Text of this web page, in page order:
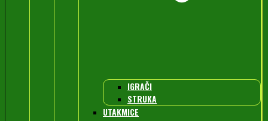
IGRAČI
STRUKA
UTAKMICE